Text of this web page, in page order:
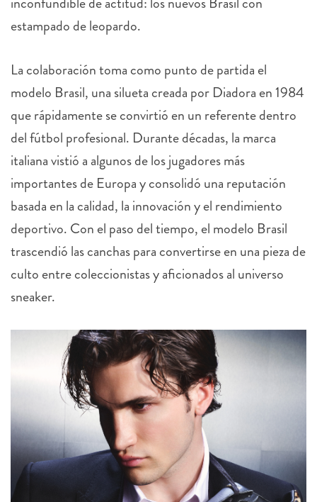
estampado de leopardo.
modelo Brasil, una silueta creada por Diadora en 1984
que rápidamente se convirtió en un referente dentro
del fútbol profesional. Durante décadas, la marca
italiana vistió a algunos de los jugadores más
importantes de Europa y consolidó una reputación
basada en la calidad, la innovación y el rendimiento
deportivo. Con el paso del tiempo, el modelo Brasil
trascendió las canchas para convertirse en una pieza de
culto entre coleccionistas y aficionados al universo
sneaker.